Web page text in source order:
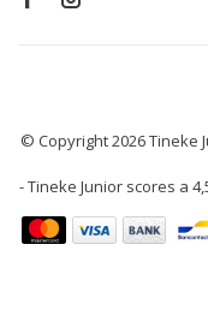
© Copyright 2026 Tineke
-Tineke Junior scores a